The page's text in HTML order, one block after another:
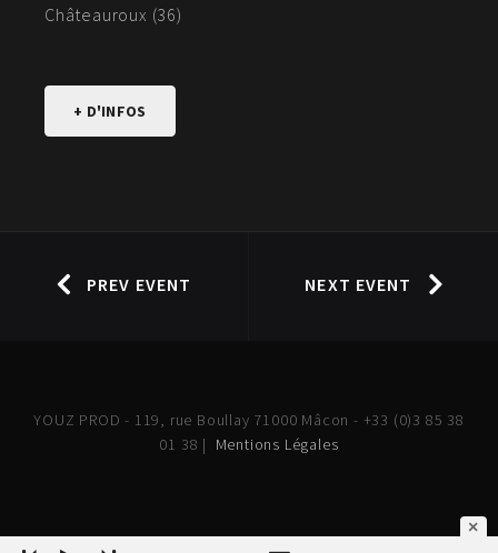
Châteauroux (36)
+ D'INFOS
PREV EVENT NEXT EVENT
YOUZ PROD - 119, rue Boullay 71000 Mâcon - +33 (0)3 85 38
01 38 | Mentions Légales